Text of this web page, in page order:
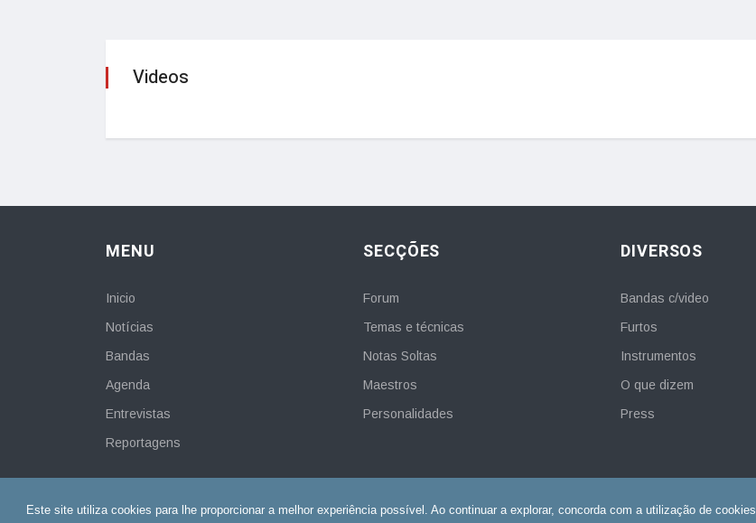
Este site utiliza cookies para lhe proporcionar a melhor experiência possível. Ao continuar a explorar, concorda com a utilização de cookies
Videos
MENU
Inicio
Notícias
Bandas
Agenda
Entrevistas
Reportagens
SECÇÕES
Forum
Temas e técnicas
Notas Soltas
Maestros
Personalidades
DIVERSOS
Bandas c/video
Furtos
Instrumentos
O que dizem
Press
© 2002-2026 . Bandasfilarmonicas.com